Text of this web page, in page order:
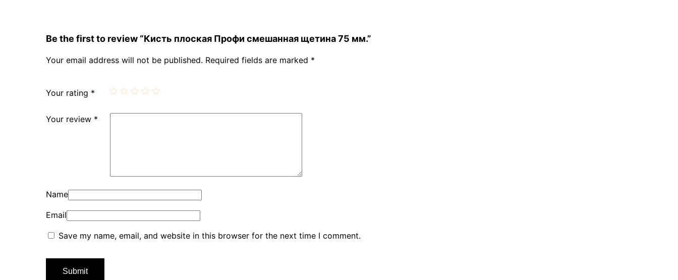
Be the first to review “Кисть плоская Профи смешанная щетина 75 мм.”
Your email address will not be published. Required fields are marked *
Your rating *
Your review *
Name
Email
Save my name, email, and website in this browser for the next time I comment.